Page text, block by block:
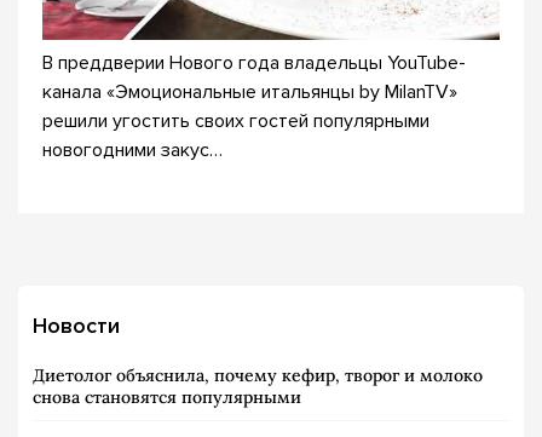
В преддверии Нового года владельцы YouTube-
канала «Эмоциональные итальянцы by MilanTV»
решили угостить своих гостей популярными
новогодними закус…
Новости
Диетолог объяснила, почему кефир, творог и молоко
снова становятся популярными